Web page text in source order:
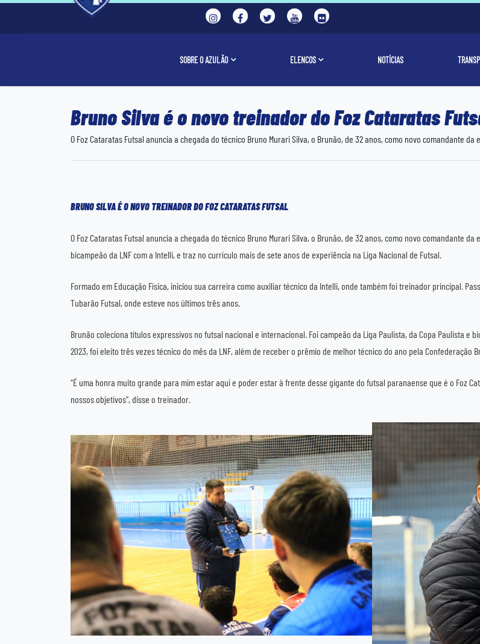
SOBRE O AZULÃO ELENCOS NOTÍCIAS
Bruno Silva é o novo treinador do Foz Cataratas
O Foz Cataratas Futsal anuncia a chegada do técnico Bruno Murari Silva, o Brunão, de 32 anos, como novo comandante da
BRUNO SILVA É O NOVO TREINADOR DO FOZ CATARATAS FUTSAL
O Foz Cataratas Futsal anuncia a chegada do técnico Bruno Murari Silva, o Brunão, de 32 anos, como novo comandante
bicampeão da LNF com a Intelli, e traz no currículo mais de sete anos de experiência na Liga Nacional de Futsal.
Formado em Educação Física, iniciou sua carreira como auxiliar técnico da Intelli, onde também foi treinador principal.
Tubarão Futsal, onde esteve nos últimos três anos.
Brunão coleciona títulos expressivos no futsal nacional e internacional. Foi campeão da Liga Paulista, da Copa Paulista e
2023, foi eleito três vezes técnico do mês da LNF, além de receber o prêmio de melhor técnico do ano pela Confederação
“É uma honra muito grande para mim estar aqui e poder estar à frente desse gigante do futsal paranaense que é o Foz
nossos objetivos”, disse o treinador.